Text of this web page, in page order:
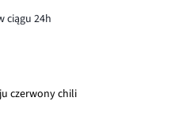
ciągu 24h
czerwony chili